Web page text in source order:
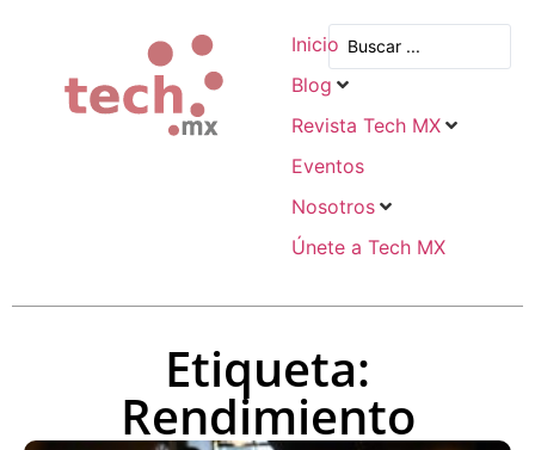
Inicio
Blog
Revista Tech MX
Eventos
Nosotros
Únete a Tech MX
Etiqueta:
Rendimiento